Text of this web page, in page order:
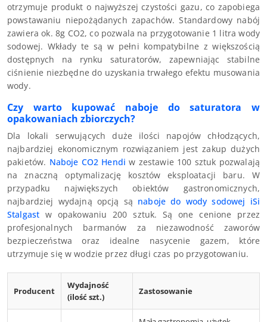
otrzymuje produkt o najwyższej czystości gazu, co zapobiega
powstawaniu niepożądanych zapachów. Standardowy nabój
zawiera ok. 8g CO2, co pozwala na przygotowanie 1 litra wody
sodowej. Wkłady te są w pełni kompatybilne z większością
dostępnych na rynku saturatorów, zapewniając stabilne
ciśnienie niezbędne do uzyskania trwałego efektu musowania
wody.
Czy warto kupować naboje do saturatora w
opakowaniach zbiorczych?
Dla lokali serwujących duże ilości napojów chłodzących,
najbardziej ekonomicznym rozwiązaniem jest zakup dużych
pakietów. Naboje CO2 Hendi w zestawie 100 sztuk pozwalają
na znaczną optymalizację kosztów eksploatacji baru. W
przypadku największych obiektów gastronomicznych,
najbardziej wydajną opcją są naboje do wody sodowej iSi
Stalgast w opakowaniu 200 sztuk. Są one cenione przez
profesjonalnych barmanów za niezawodność zaworów
bezpieczeństwa oraz idealne nasycenie gazem, które
utrzymuje się w wodzie przez długi czas po przygotowaniu.
Producent
Wydajność
(ilość szt.)
Zastosowanie